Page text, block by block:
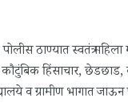
ठाण्यात स्वतंत्र
हिंसाचार, छेडछाड,
व ग्रामीण भागात